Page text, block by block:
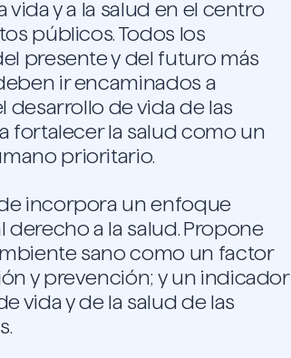
vida y a la salud en el centro
públicos. Todos los
presente y del futuro más
ir encaminados a
desarrollo de vida de las
fortalecer la salud como un
prioritario.
incorpora un enfoque
derecho a la salud. Propone
sano como un factor
y prevención; y un indicador
vida y de la salud de las